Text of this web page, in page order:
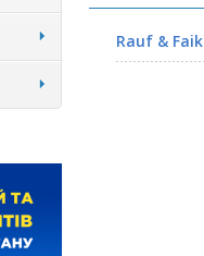
Rauf & Faik